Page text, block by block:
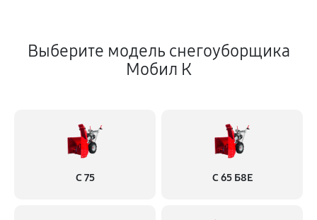
Выберите модель снегоуборщика
Мобил К
С 75 С 65 Б8Е